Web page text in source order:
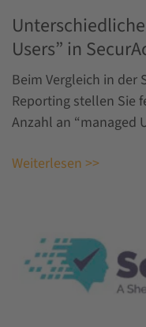
Users” in
Beim Vergleich in der
Reporting stellen Sie
Anzahl an “managed
Weiterlesen >>